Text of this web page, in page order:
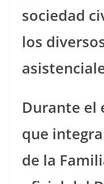
sociedad
los
Durante el
que
de la